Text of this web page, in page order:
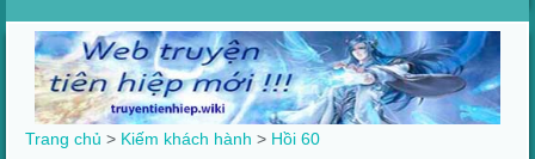
Trang chủ > Kiếm khách hành > Hồi 60